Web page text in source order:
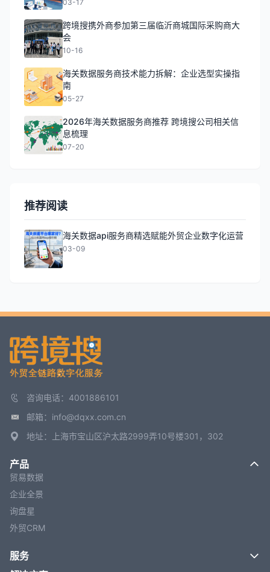
03-17
跨境搜携外商参加第三届临沂商城国际采购商大
会
10-16
海关数据服务商技术能力拆解：企业选型实操指
南
05-27
2026年海关数据服务商推荐 跨境搜公司相关信
息梳理
07-20
推荐阅读
海关数据api服务商精选赋能外贸企业数字化运营
03-09
咨询电话：4001886101
邮箱：info@dqxx.com.cn
地址：上海市宝山区沪太路2999弄10号楼301，302
产品
贸易数据
企业全景
询盘星
外贸CRM
服务